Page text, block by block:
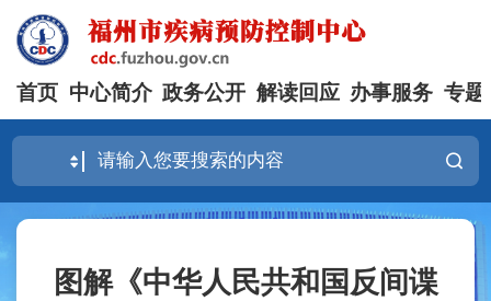
首页 中心简介 政务公开 解读回应 办事服务 专题
图解《中华人民共和国反间谍